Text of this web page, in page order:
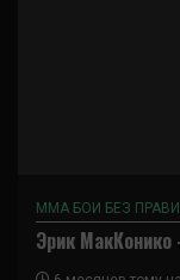
ММА БОИ БЕЗ
Эрик